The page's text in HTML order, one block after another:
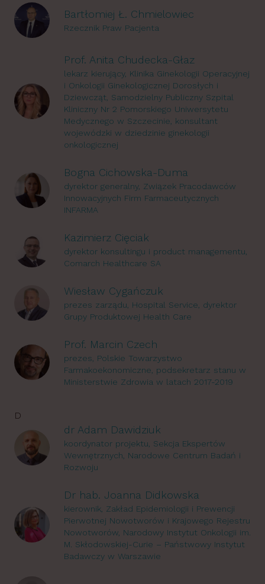
Bartłomiej Ł. Chmielowiec
Rzecznik Praw Pacjenta
Prof. Anita Chudecka-Głaz
lekarz kierujący, Klinika Ginekologii Operacyjnej
i Onkologii Ginekologicznej Dorosłych i
Dziewcząt, Samodzielny Publiczny Szpital
Kliniczny Nr 2 Pomorskiego Uniwersytetu
Medycznego w Szczecinie, konsultant
wojewódzki w dziedzinie ginekologii
onkologicznej
Bogna Cichowska-Duma
dyrektor generalny, Związek Pracodawców
Innowacyjnych Firm Farmaceutycznych
INFARMA
Kazimierz Cięciak
dyrektor konsultingu i product managementu,
Comarch Healthcare SA
Wiesław Cygańczuk
prezes zarządu, Hospital Service, dyrektor
Grupy Produktowej Health Care
Prof. Marcin Czech
prezes, Polskie Towarzystwo
Farmakoekonomiczne, podsekretarz stanu w
Ministerstwie Zdrowia w latach 2017-2019
D
dr Adam Dawidziuk
koordynator projektu, Sekcja Ekspertów
Wewnętrznych, Narodowe Centrum Badań i
Rozwoju
Dr hab. Joanna Didkowska
kierownik, Zakład Epidemiologii i Prewencji
Pierwotnej Nowotworów i Krajowego Rejestru
Nowotworów, Narodowy Instytut Onkologii im.
M. Skłodowskiej-Curie – Państwowy Instytut
Badawczy w Warszawie